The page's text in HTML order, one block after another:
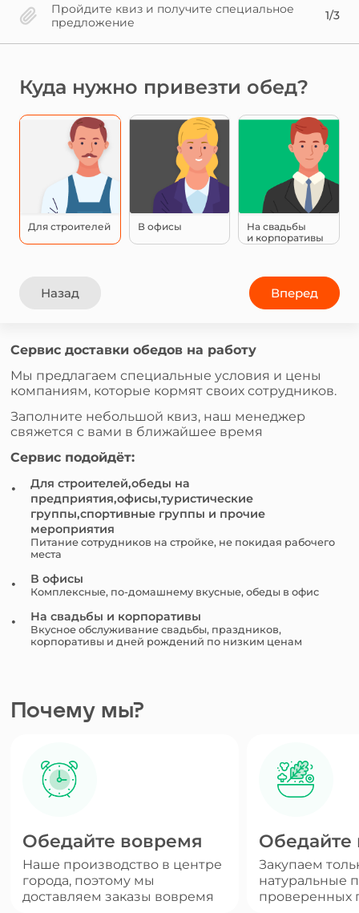
Пройдите квиз и получите специальное
предложение
1/3
Куда нужно привезти обед?
Для строителей В офисы
На свадьбы
и корпоративы
Назад Вперед
Сервис доставки обедов на работу
Мы предлагаем специальные условия и цены
компаниям, которые кормят своих сотрудников.
Заполните небольшой квиз, наш менеджер
свяжется с вами в ближайшее время
Сервис подойдёт:
Для строителей,обеды на
предприятия,офисы,туристические
группы,спортивные группы и прочие
мероприятия
Питание сотрудников на стройке, не покидая рабочего
места
В офисы
Комплексные, по-домашнему вкусные, обеды в офис
На свадьбы и корпоративы
Вкусное обслуживание свадьбы, праздников,
корпоративы и дней рождений по низким ценам
Почему мы?
Обедайте вовремя
Наше производство в центре
города, поэтому мы
доставляем заказы вовремя
Обедайте
Закупаем
натуральные
проверенных